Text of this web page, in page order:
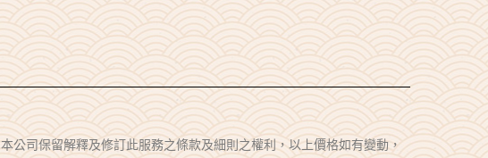
本公司保留解釋及修訂此服務之條款及細則之權利，以上價格如有變動，